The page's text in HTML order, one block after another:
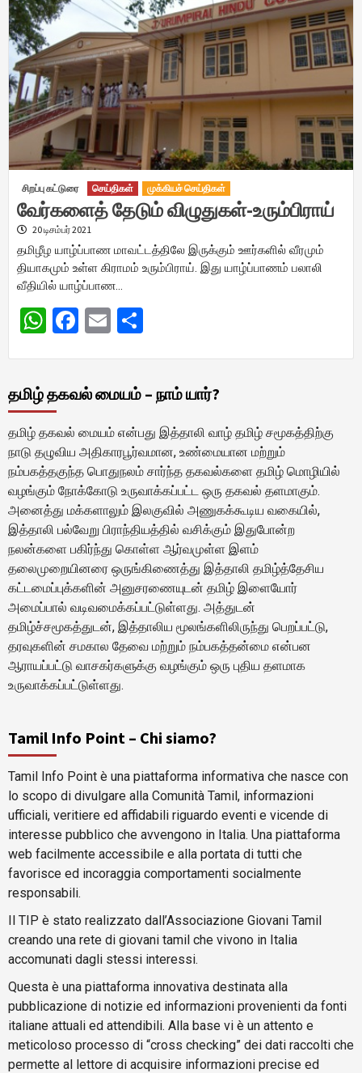
சிறப்பு கட்டுரை செய்திகள் முக்கியச் செய்திகள்
வேர்களைத் தேடும் விழுதுகள்-உரும்பிராய்
20 டிசம்பர் 2021
தமிழீழ யாழ்ப்பாண மாவட்டத்திலே இருக்கும் ஊர்களில் வீரமும்
தியாகமும் உள்ள கிராமம் உரும்பிராய். இது யாழ்ப்பாணம் பலாலி
வீதியில் யாழ்ப்பாண…
WhatsApp
Facebook
Email
தமிழ் தகவல் மையம் – நாம் யார்?
தமிழ் தகவல் மையம் என்பது இத்தாலி வாழ் தமிழ் சமூகத்திற்கு
நாடு தழுவிய அதிகாரபூர்வமான, உண்மையான மற்றும்
நம்பகத்தகுந்த பொதுநலம் சார்ந்த தகவல்களை தமிழ் மொழியில்
வழங்கும் நோக்கோடு உருவாக்கப்பட்ட ஒரு தகவல் தளமாகும்.
அனைத்து மக்களாலும் இலகுவில் அணுகக்கூடிய வகையில்,
இத்தாலி பல்வேறு பிராந்தியத்தில் வசிக்கும் இதுபோன்ற
நலன்களை பகிர்ந்து கொள்ள ஆர்வமுள்ள இளம்
தலைமுறையினரை ஒருங்கிணைத்து இத்தாலி தமிழ்த்தேசிய
கட்டமைப்புக்களின் அனுசரணையுடன் தமிழ் இளையோர்
அமைப்பால் வடிவமைக்கப்பட்டுள்ளது. அத்துடன்
தமிழ்ச்சமூகத்துடன், இத்தாலிய மூலங்களிலிருந்து பெறப்பட்டு,
தரவுகளின் சமகால தேவை மற்றும் நம்பகத்தன்மை என்பன
ஆராயப்பட்டு வாசகர்களுக்கு வழங்கும் ஒரு புதிய தளமாக
உருவாக்கப்பட்டுள்ளது.
Tamil Info Point – Chi siamo?
Tamil Info Point è una piattaforma informativa che nasce con
lo scopo di divulgare alla Comunità Tamil, informazioni
ufficiali, veritiere ed affidabili riguardo eventi e vicende di
interesse pubblico che avvengono in Italia. Una piattaforma
web facilmente accessibile e alla portata di tutti che
favorisce ed incoraggia comportamenti socialmente
responsabili.
Il TIP è stato realizzato dall’Associazione Giovani Tamil
creando una rete di giovani tamil che vivono in Italia
accomunati dagli stessi interessi.
Questa è una piattaforma innovativa destinata alla
pubblicazione di notizie ed informazioni provenienti da fonti
italiane attuali ed attendibili. Alla base vi è un attento e
meticoloso processo di “cross checking” dei dati raccolti che
permette al lettore di acquisire informazioni precise ed